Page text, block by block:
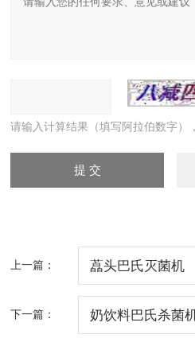
请输入计算结果（填写阿拉伯数字）
上一篇： 藠头巴氏灭菌机
下一篇： 奶饮料巴氏杀菌